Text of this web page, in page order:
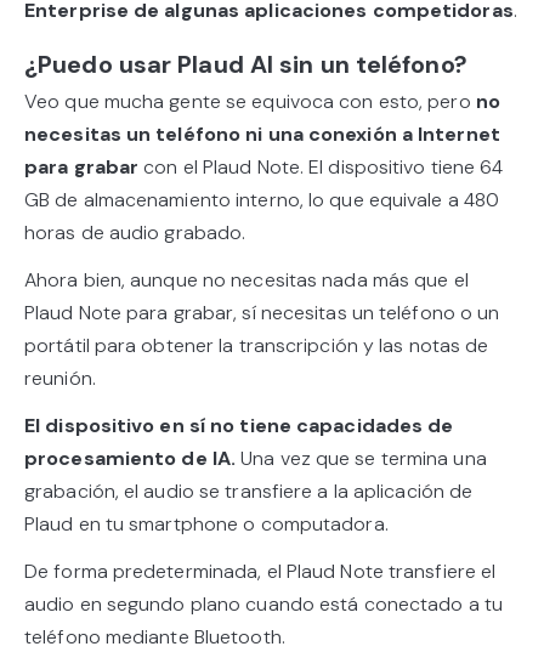
Enterprise de algunas aplicaciones competidoras.
¿Puedo usar Plaud AI sin un teléfono?
Veo que mucha gente se equivoca con esto, pero no
necesitas un teléfono ni una conexión a Internet
para grabar con el Plaud Note. El dispositivo tiene 64
GB de almacenamiento interno, lo que equivale a 480
horas de audio grabado.
Ahora bien, aunque no necesitas nada más que el
Plaud Note para grabar, sí necesitas un teléfono o un
portátil para obtener la transcripción y las notas de
reunión.
El dispositivo en sí no tiene capacidades de
procesamiento de IA. Una vez que se termina una
grabación, el audio se transfiere a la aplicación de
Plaud en tu smartphone o computadora.
De forma predeterminada, el Plaud Note transfiere el
audio en segundo plano cuando está conectado a tu
teléfono mediante Bluetooth.